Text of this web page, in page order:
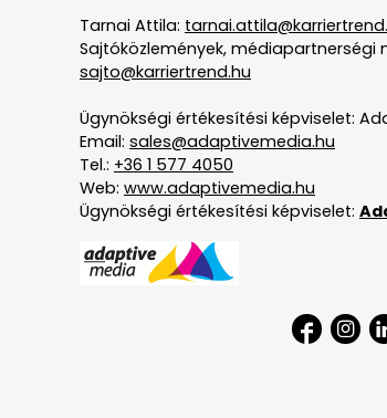
Tarnai Attila:
Sajtóközlemények, médiapartnerségi
sajto@karriertrend.hu
Ügynökségi értékesítési képviselet:
Email: sales@adaptivemedia.hu
Tel.: +36 1 577 4050
Web: www.adaptivemedia.hu
Ügynökségi értékesítési képviselet: